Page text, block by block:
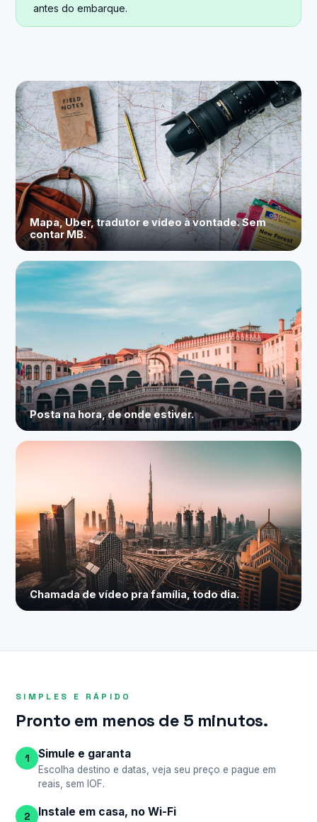
antes do embarque.
Mapa, Uber, tradutor e vídeo à vontade. Sem
contar MB.
Posta na hora, de onde estiver.
Chamada de vídeo pra família, todo dia.
SIMPLES E RÁPIDO
Pronto em menos de 5 minutos.
1 Simule e garanta
Escolha destino e datas, veja seu preço e pague em
reais, sem IOF.
2 Instale em casa, no Wi-Fi